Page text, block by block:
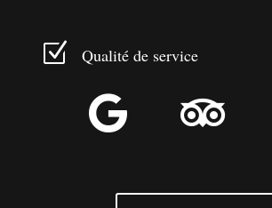
Z Qualité de service
 